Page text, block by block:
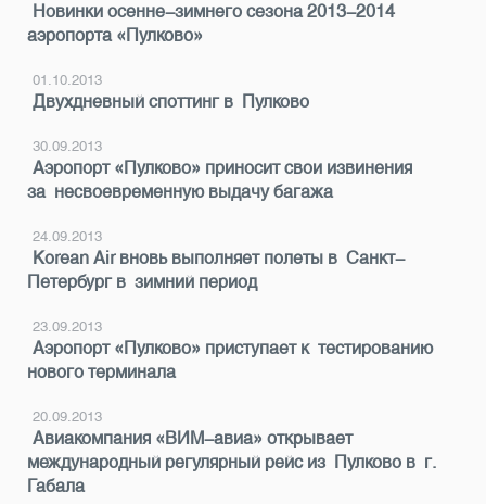
Новинки осенне-зимнего сезона 2013-2014
аэропорта «Пулково»
01.10.2013
Двухдневный споттинг в Пулково
30.09.2013
Аэропорт «Пулково» приносит свои извинения
за несвоевременную выдачу багажа
24.09.2013
Korean Air вновь выполняет полеты в Санкт-
Петербург в зимний период
23.09.2013
Аэропорт «Пулково» приступает к тестированию
нового терминала
20.09.2013
Авиакомпания «ВИМ-авиа» открывает
международный регулярный рейс из Пулково в г.
Габала